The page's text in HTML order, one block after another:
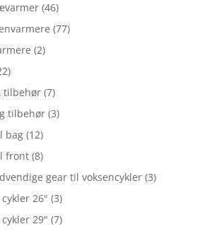
(46)
(77)
(2)
tilbehør (7)
tilbehør (3)
bag (12)
front (8)
gear til voksencykler (3)
26" (3)
29" (7)